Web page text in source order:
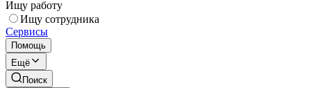
Ищу работу
Ищу сотрудника
Сервисы
Помощь
Ещё
Поиск